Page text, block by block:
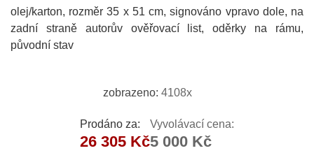
olej/karton, rozměr 35 x 51 cm, signováno vpravo dole, na
zadní straně autorův ověřovací list, oděrky na rámu,
původní stav
zobrazeno: 4108x
Prodáno za:
26 305 Kč
Vyvolávací cena:
5 000 Kč